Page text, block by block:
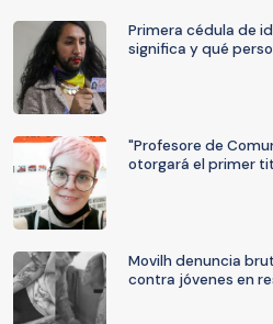
Primera cédula de
significa y qué
"Profesore de
otorgará el primer
Movilh denuncia
contra jóvenes en